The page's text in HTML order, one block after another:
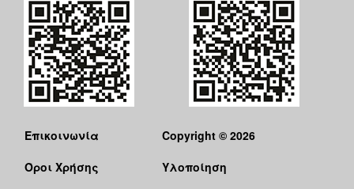
Επικοινωνία
Όροι Χρήσης
Copyright © 2026
Υλοποίηση